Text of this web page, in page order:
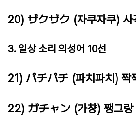
20) ザクザク (자쿠자쿠) 사
3. 일상 소리 의성어 10선
21) パチパチ (파치파치) 짝
22) ガチャン (가챵) 쨍그랑